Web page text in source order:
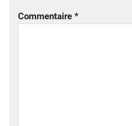
Commentaire *